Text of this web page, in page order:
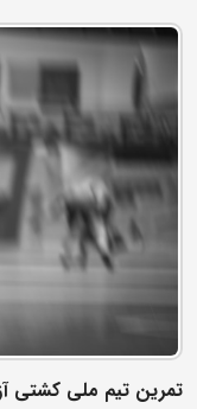
تمرین تیم ملی کشتی